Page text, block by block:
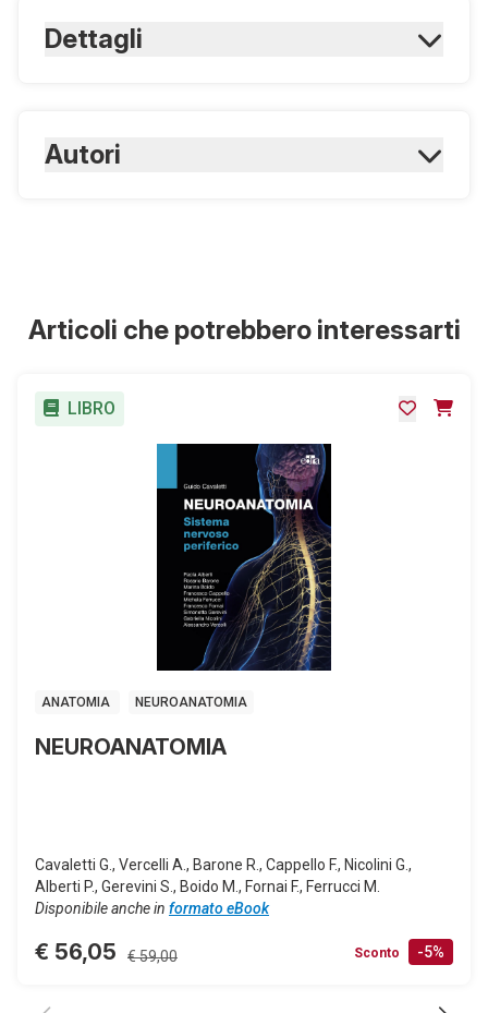
Dettagli
Rilegatura:
Autori
Articoli che potrebbero interessarti
LIBRO
ANATOMIA NEUROANATOMIA
NEUROANATOMIA
Cavaletti G., Vercelli A., Barone R., Cappello F., Nicolini G.,
Alberti P., Gerevini S., Boido M., Fornai F., Ferrucci M.
Disponibile anche in formato eBook
€ 56,05 € 59,00 Sconto -5%